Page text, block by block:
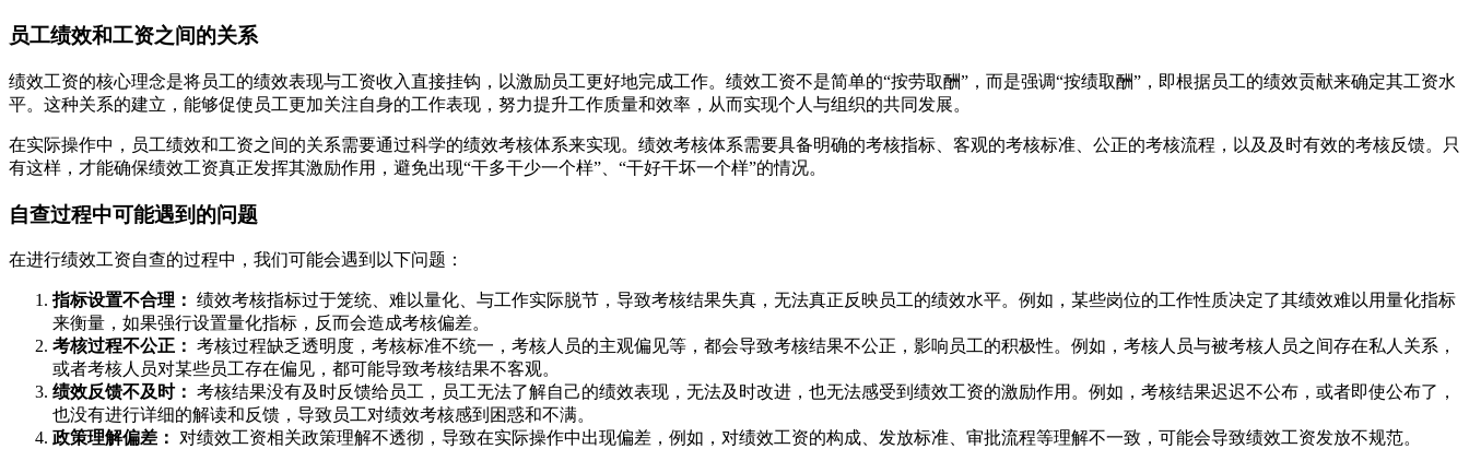
员工绩效和工资之间的关系
绩效工资的核心理念是将员工的绩效表现与工资收入直接挂钩，以激励员工更好地完成工作。绩效工资不是简单的“按劳取酬”，而是强调“按绩取酬”，即根据员工的绩效贡献来确定其工资水
平。这种关系的建立，能够促使员工更加关注自身的工作表现，努力提升工作质量和效率，从而实现个人与组织的共同发展。
在实际操作中，员工绩效和工资之间的关系需要通过科学的绩效考核体系来实现。绩效考核体系需要具备明确的考核指标、客观的考核标准、公正的考核流程，以及及时有效的考核反馈。只
有这样，才能确保绩效工资真正发挥其激励作用，避免出现“干多干少一个样”、“干好干坏一个样”的情况。
自查过程中可能遇到的问题
在进行绩效工资自查的过程中，我们可能会遇到以下问题：
指标设置不合理： 绩效考核指标过于笼统、难以量化、与工作实际脱节，导致考核结果失真，无法真正反映员工的绩效水平。例如，某些岗位的工作性质决定了其绩效难以用量化指标
来衡量，如果强行设置量化指标，反而会造成考核偏差。
考核过程不公正： 考核过程缺乏透明度，考核标准不统一，考核人员的主观偏见等，都会导致考核结果不公正，影响员工的积极性。例如，考核人员与被考核人员之间存在私人关系，
或者考核人员对某些员工存在偏见，都可能导致考核结果不客观。
绩效反馈不及时： 考核结果没有及时反馈给员工，员工无法了解自己的绩效表现，无法及时改进，也无法感受到绩效工资的激励作用。例如，考核结果迟迟不公布，或者即使公布了，
也没有进行详细的解读和反馈，导致员工对绩效考核感到困惑和不满。
政策理解偏差：
对绩效工资相关政策理解不透彻，导致在实际操作中出现偏差，例如，对绩效工资的构成、发放标准、审批流程等理解不一致，可能会导致绩效工资发放不规范。